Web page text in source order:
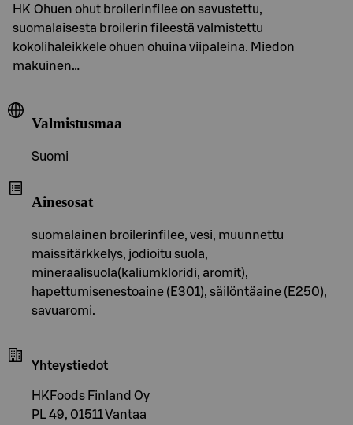
HK Ohuen ohut broilerinfilee on savustettu,
suomalaisesta broilerin fileestä valmistettu
kokolihaleikkele ohuen ohuina viipaleina. Miedon
makuinen…
Valmistusmaa
Suomi
Ainesosat
suomalainen broilerinfilee, vesi, muunnettu
maissitärkkelys, jodioitu suola,
mineraalisuola(kaliumkloridi, aromit),
hapettumisenestoaine (E301), säilöntäaine (E250),
savuaromi.
Yhteystiedot
HKFoods Finland Oy
PL 49, 01511 Vantaa